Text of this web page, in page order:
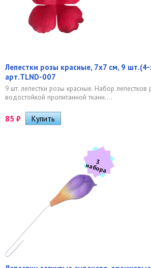
Лепестки розы красные, 7х7 см, 9
арт.TLND-007
9 шт. лепестки розы красные. Набор лепестков
водостойкой пропитанной ткани....
85 ₽
3
н
а
б
о
р
а